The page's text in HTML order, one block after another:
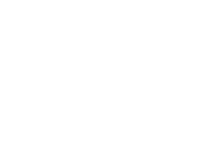
。5.促进排毒：碱性
的排毒过程。总之，
的活性。这进一步强
了一种简便有效的方